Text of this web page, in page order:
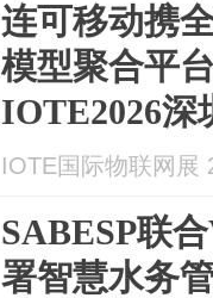
连可移动携
模型聚合平
IOTE2026深
相约8月展会
IOTE国际物联网展
SABESP联
署智慧水务